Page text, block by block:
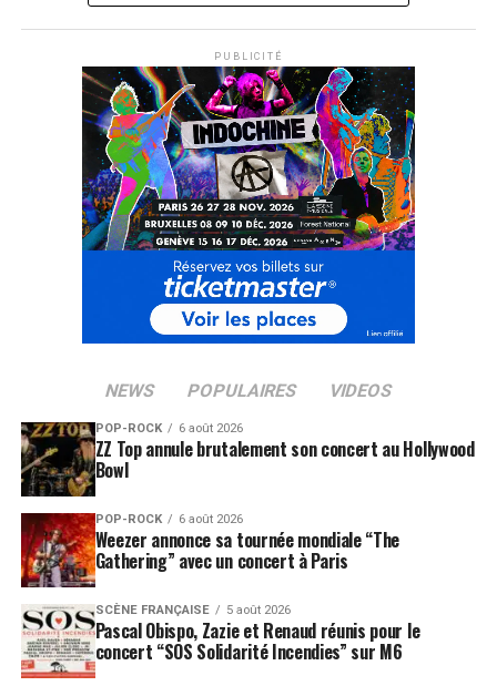
PUBLICITÉ
NEWS POPULAIRES VIDEOS
POP-ROCK 6 août 2026
ZZ Top annule brutalement son concert au Hollywood
Bowl
POP-ROCK 6 août 2026
Weezer annonce sa tournée mondiale “The
Gathering” avec un concert à Paris
SCÈNE FRANÇAISE 5 août 2026
Pascal Obispo, Zazie et Renaud réunis pour le
concert “SOS Solidarité Incendies” sur M6